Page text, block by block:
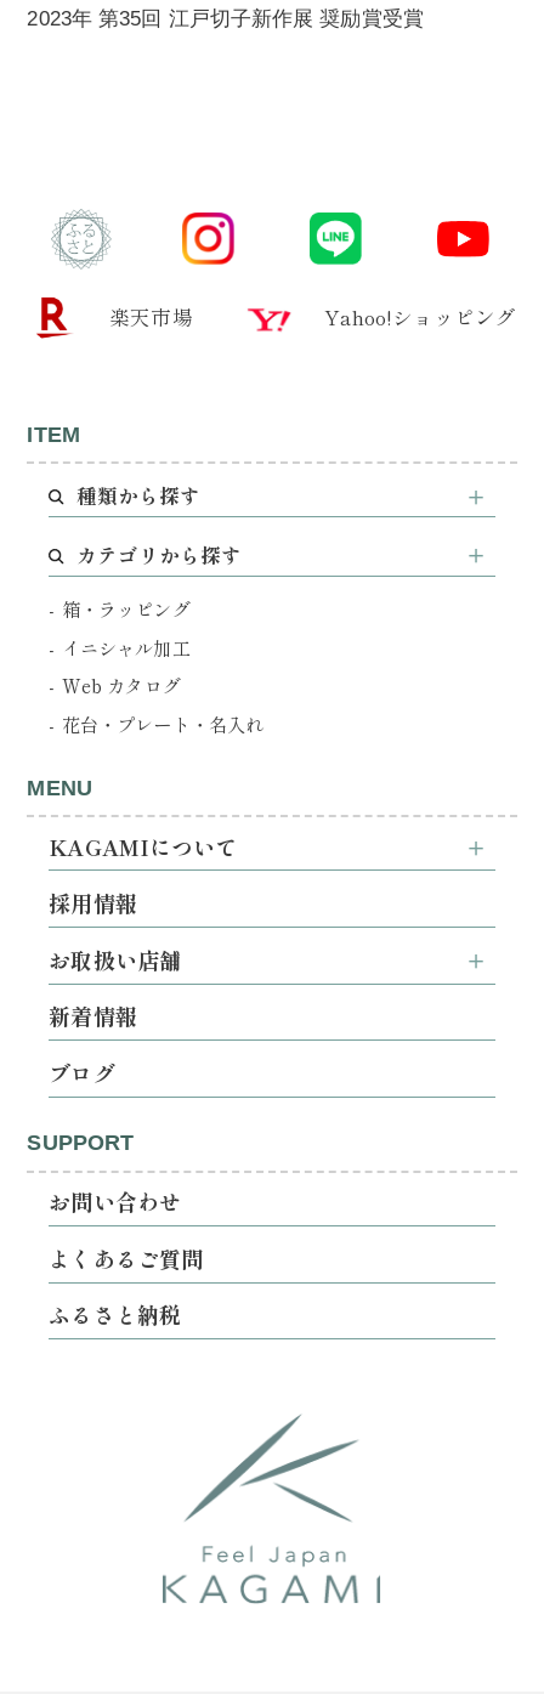
2023年 第35回 江戸切子新作展 奨励賞受賞
楽天市場 Yahoo!ショッピング
ITEM
種類から探す
カテゴリから探す
箱・ラッピング
イニシャル加工
Web カタログ
花台・プレート・名入れ
MENU
KAGAMIについて
採用情報
お取扱い店舗
新着情報
ブログ
SUPPORT
お問い合わせ
よくあるご質問
ふるさと納税